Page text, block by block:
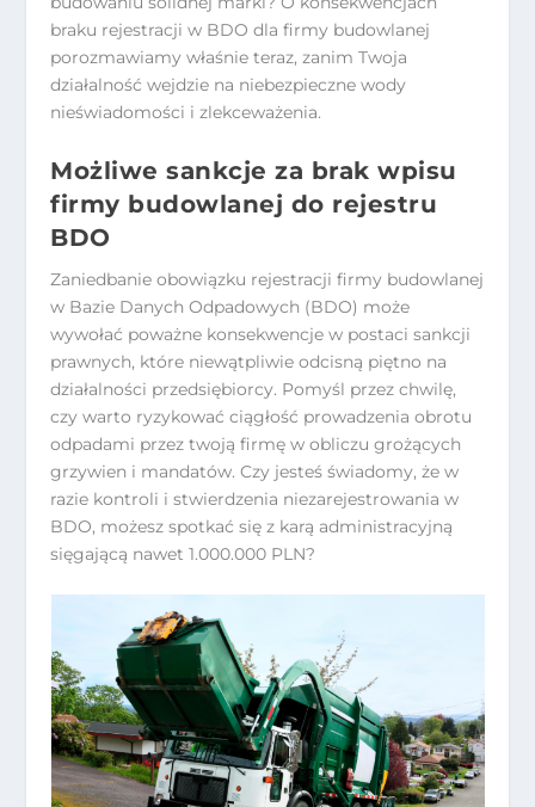
braku rejestracji w BDO dla firmy budowlanej
porozmawiamy właśnie teraz, zanim Twoja
działalność wejdzie na niebezpieczne wody
nieświadomości i zlekceważenia.
Możliwe sankcje za brak wpisu
firmy budowlanej do rejestru
BDO
Zaniedbanie obowiązku rejestracji firmy budowlanej
w Bazie Danych Odpadowych (BDO) może
wywołać poważne konsekwencje w postaci sankcji
prawnych, które niewątpliwie odcisną piętno na
działalności przedsiębiorcy. Pomyśl przez chwilę,
czy warto ryzykować ciągłość prowadzenia obrotu
odpadami przez twoją firmę w obliczu grożących
grzywien i mandatów. Czy jesteś świadomy, że w
razie kontroli i stwierdzenia niezarejestrowania w
BDO, możesz spotkać się z karą administracyjną
sięgającą nawet 1.000.000 PLN?